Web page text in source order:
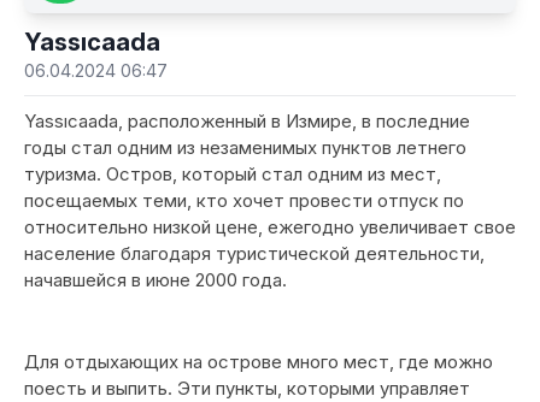
Yassıcaada
06.04.2024 06:47
Yassıcaada, расположенный в Измире, в последние
годы стал одним из незаменимых пунктов летнего
туризма. Остров, который стал одним из мест,
посещаемых теми, кто хочет провести отпуск по
относительно низкой цене, ежегодно увеличивает свое
население благодаря туристической деятельности,
начавшейся в июне 2000 года.
Для отдыхающих на острове много мест, где можно
поесть и выпить. Эти пункты, которыми управляет